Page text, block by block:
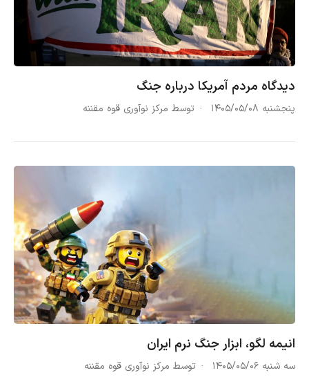
دیدگاه مردم آمریکا درباره جنگ
پنجشنبه ۱۴۰۵/۰۵/۰۸ توسط مرکز نوآوری قوه مقننه
انیمه لگو، ابزار جنگ نرم ایران
سه شنبه ۱۴۰۵/۰۵/۰۶ توسط مرکز نوآوری قوه مقننه